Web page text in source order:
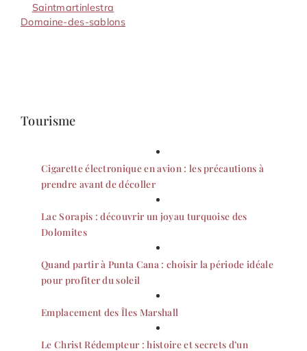
Saintmartinlestra
Domaine-des-sablons
Tourisme
Cigarette électronique en avion : les précautions à
prendre avant de décoller
Lac Sorapis : découvrir un joyau turquoise des
Dolomites
Quand partir à Punta Cana : choisir la période idéale
pour profiter du soleil
Emplacement des Îles Marshall
Le Christ Rédempteur : histoire et secrets d’un